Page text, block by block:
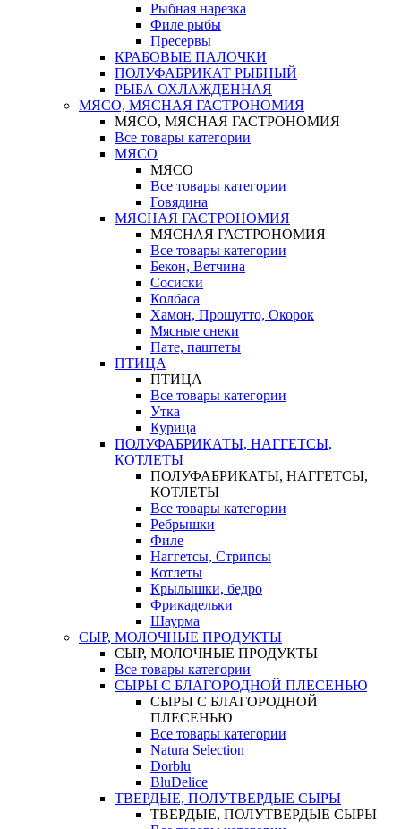
Рыбная нарезка
Филе рыбы
Пресервы
КРАБОВЫЕ ПАЛОЧКИ
ПОЛУФАБРИКАТ РЫБНЫЙ
РЫБА ОХЛАЖДЕННАЯ
МЯСО, МЯСНАЯ ГАСТРОНОМИЯ
МЯСО, МЯСНАЯ ГАСТРОНОМИЯ
Все товары категории
МЯСО
МЯСО
Все товары категории
Говядина
МЯСНАЯ ГАСТРОНОМИЯ
МЯСНАЯ ГАСТРОНОМИЯ
Все товары категории
Бекон, Ветчина
Сосиски
Колбаса
Хамон, Прошутто, Окорок
Мясные снеки
Пате, паштеты
ПТИЦА
ПТИЦА
Все товары категории
Утка
Курица
ПОЛУФАБРИКАТЫ, НАГГЕТСЫ,
КОТЛЕТЫ
ПОЛУФАБРИКАТЫ, НАГГЕТСЫ,
КОТЛЕТЫ
Все товары категории
Ребрышки
Филе
Наггетсы, Стрипсы
Котлеты
Крылышки, бедро
Фрикадельки
Шаурма
СЫР, МОЛОЧНЫЕ ПРОДУКТЫ
СЫР, МОЛОЧНЫЕ ПРОДУКТЫ
Все товары категории
СЫРЫ С БЛАГОРОДНОЙ ПЛЕСЕНЬЮ
СЫРЫ С БЛАГОРОДНОЙ
ПЛЕСЕНЬЮ
Все товары категории
Natura Selection
Dorblu
BluDelice
ТВЕРДЫЕ, ПОЛУТВЕРДЫЕ СЫРЫ
ТВЕРДЫЕ, ПОЛУТВЕРДЫЕ СЫРЫ